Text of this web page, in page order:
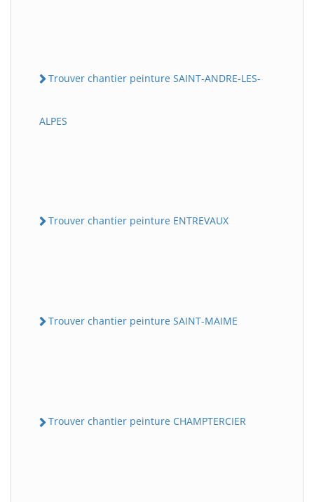
Trouver chantier peinture SAINT-ANDRE-LES-
ALPES
Trouver chantier peinture ENTREVAUX
Trouver chantier peinture SAINT-MAIME
Trouver chantier peinture CHAMPTERCIER